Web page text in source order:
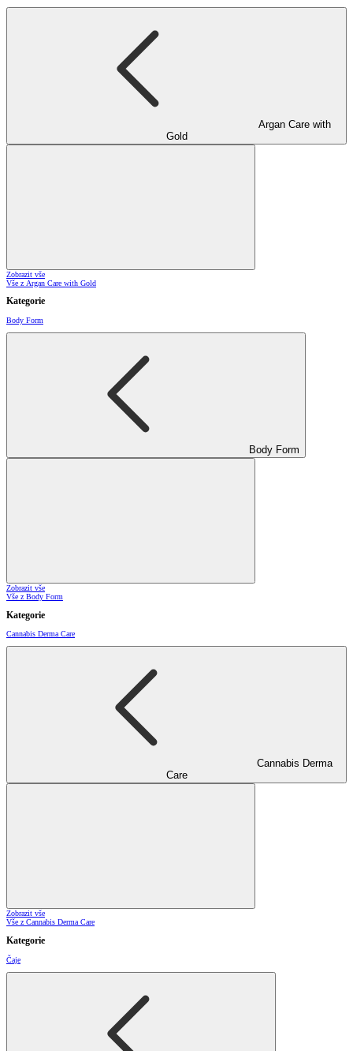
Argan Care with
Gold
Zobrazit vše
Vše z Argan Care with Gold
Kategorie
Body Form
Body Form
Zobrazit vše
Vše z Body Form
Kategorie
Cannabis Derma Care
Cannabis Derma
Care
Zobrazit vše
Vše z Cannabis Derma Care
Kategorie
Čaje